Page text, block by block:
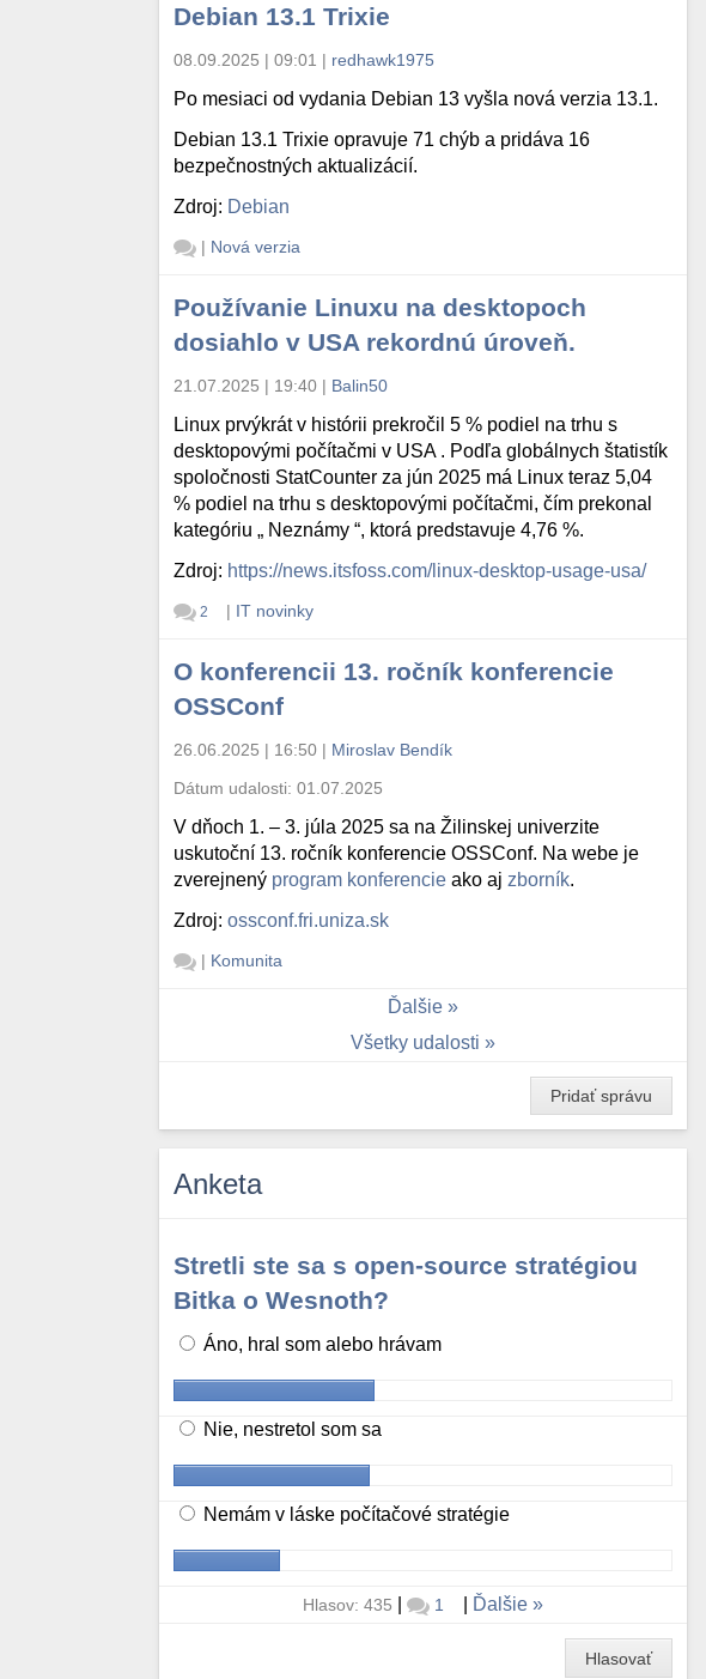
Debian 13.1 Trixie
08.09.2025 | 09:01 | redhawk1975
Po mesiaci od vydania Debian 13 vyšla nová verzia 13.1.
Debian 13.1 Trixie opravuje 71 chýb a pridáva 16
bezpečnostných aktualizácií.
Zdroj: Debian
| Nová verzia
Používanie Linuxu na desktopoch
dosiahlo v USA rekordnú úroveň.
21.07.2025 | 19:40 | Balin50
Linux prvýkrát v histórii prekročil 5 % podiel na trhu s
desktopovými počítačmi v USA . Podľa globálnych štatistík
spoločnosti StatCounter za jún 2025 má Linux teraz 5,04
% podiel na trhu s desktopovými počítačmi, čím prekonal
kategóriu „ Neznámy “, ktorá predstavuje 4,76 %.
Zdroj: https://news.itsfoss.com/linux-desktop-usage-usa/
2 | IT novinky
O konferencii 13. ročník konferencie
OSSConf
26.06.2025 | 16:50 | Miroslav Bendík
Dátum udalosti:01.07.2025
V dňoch 1. – 3. júla 2025 sa na Žilinskej univerzite
uskutoční 13. ročník konferencie OSSConf. Na webe je
zverejnený program konferencie ako aj zborník.
Zdroj:ossconf.fri.uniza.sk
| Komunita
Ďalšie
Všetky udalosti
Pridať správu
Anketa
Stretli ste sa s open-source stratégiou
Bitka o Wesnoth?
Áno, hral som alebo hrávam
Nie, nestretol som sa
Nemám v láske počítačové stratégie
Hlasov: 435 | 1 Ďalšie
Hlasovať